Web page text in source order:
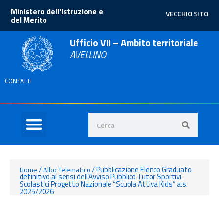
VECCHIO SITO
Ministero dell'Istruzione e
del Merito
Ufficio VII – Ambito territoriale
AVELLINO
CONTATTI
Home/Albo Telematico/Pubblicazione Elenco Graduato
definitivo ai sensi dell’Avviso Pubblico Tutor Sportivi
Scolastici Progetto Nazionale “Scuola Attiva Kids” a.s.
2025/2026